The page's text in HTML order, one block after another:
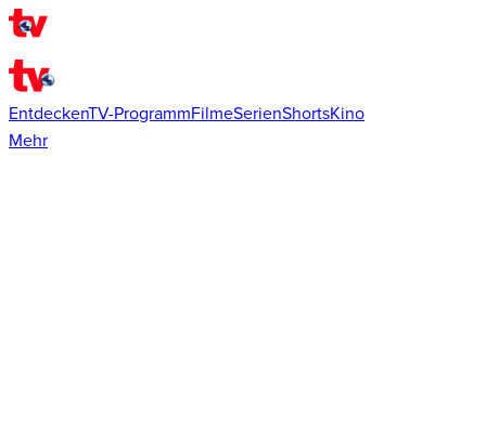
EntdeckenTV-ProgrammFilmeSerienShortsKino
Mehr